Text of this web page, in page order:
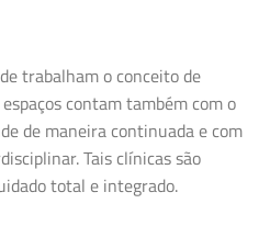
trabalham o conceito de
contam também com o
de maneira continuada e com
Tais clínicas são
total e integrado.